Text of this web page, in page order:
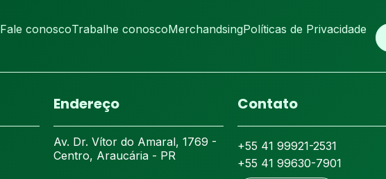
Fale conoscoTrabalhe conoscoMerchandsingPolíticas de Privacidade
Endereço
Av. Dr. Vítor do Amaral, 1769 -
Centro, Araucária - PR
Contato
+55 41 99921-2531
+55 41 99630-7901